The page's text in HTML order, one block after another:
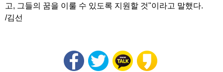
고, 그들의 꿈을 이룰 수 있도록 지원할 것"이라고 말했다.
/김선